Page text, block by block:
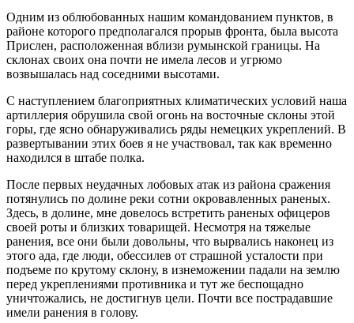
Одним из облюбованных нашим командованием пунктов, в
районе которого предполагался прорыв фронта, была высота
Прислен, расположенная вблизи румынской границы. На
склонах своих она почти не имела лесов и угрюмо
возвышалась над соседними высотами.
С наступлением благоприятных климатических условий наша
артиллерия обрушила свой огонь на восточные склоны этой
горы, где ясно обнаруживались ряды немецких укреплений. В
развертывании этих боев я не участвовал, так как временно
находился в штабе полка.
После первых неудачных лобовых атак из района сражения
потянулись по долине реки сотни окровавленных раненых.
Здесь, в долине, мне довелось встретить раненых офицеров
своей роты и близких товарищей. Несмотря на тяжелые
ранения, все они были довольны, что вырвались наконец из
этого ада, где люди, обессилев от страшной усталости при
подъеме по крутому склону, в изнеможении падали на землю
перед укреплениями противника и тут же беспощадно
уничтожались, не достигнув цели. Почти все пострадавшие
имели ранения в голову.